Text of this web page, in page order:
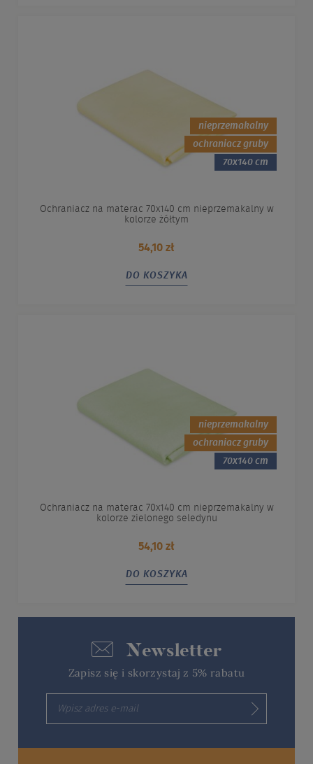
nieprzemakalny
ochraniacz gruby
70x140 cm
Ochraniacz na materac 70x140 cm nieprzemakalny w
kolorze żółtym
54,10 zł
DO KOSZYKA
nieprzemakalny
ochraniacz gruby
70x140 cm
Ochraniacz na materac 70x140 cm nieprzemakalny w
kolorze zielonego seledynu
54,10 zł
DO KOSZYKA
Newsletter
Zapisz się i skorzystaj z 5% rabatu